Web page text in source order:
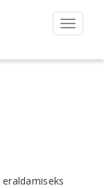
Toggle